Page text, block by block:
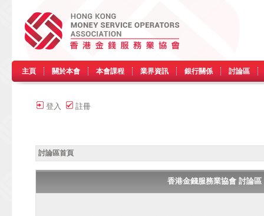
主頁 關於本會 本會課程 業界資訊 銀行關係 討論區
登入 註冊
討論區首頁
香港金錢服務業協會 討論